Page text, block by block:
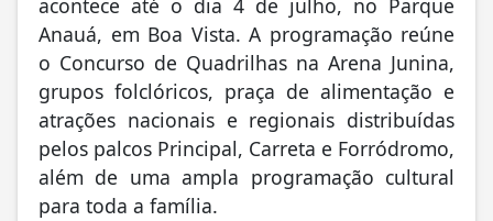
acontece até o dia 4 de julho, no Parque
Anauá, em Boa Vista. A programação reúne
o Concurso de Quadrilhas na Arena Junina,
grupos folclóricos, praça de alimentação e
atrações nacionais e regionais distribuídas
pelos palcos Principal, Carreta e Forródromo,
além de uma ampla programação cultural
para toda a família.